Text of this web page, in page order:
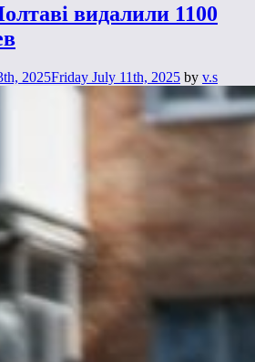
видалили 1100
2025Friday July 11th, 2025 by v.s